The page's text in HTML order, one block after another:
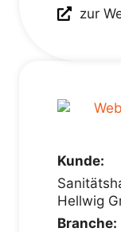
zur
Kunde:
Hellwig
Branche: